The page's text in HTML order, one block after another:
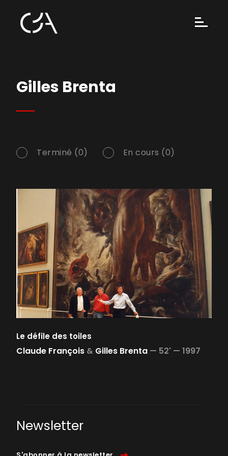
Gilles Brenta
Terminé (0) En cours (0)
Le défile des toiles
Claude François & Gilles Brenta — 52' — 1997
Newsletter